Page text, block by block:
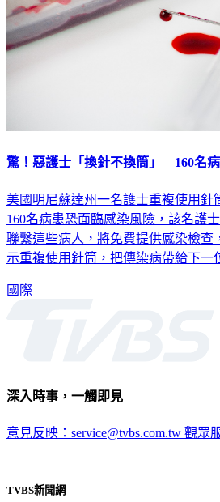
驚！惡護士「換針不換筒」 160名
美國明尼蘇達州一名護士重複使用針
160名病患恐面臨感染風險，該名護
聯繫這些病人，將免費提供感染檢查
示重複使用針筒，把傳染病帶給下一
國際
深入時事，一觸即見
意見反映：service@tvbs.com.tw 觀眾
TVBS新聞網